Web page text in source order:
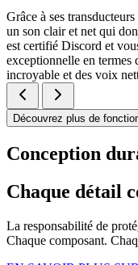
Grâce à ses
un son clair et net qui
est certifié Discord et
exceptionnelle en termes
incroyable et des voix
Découvrez plus de
Conception
Chaque détail
La responsabilité de
Chaque composant.